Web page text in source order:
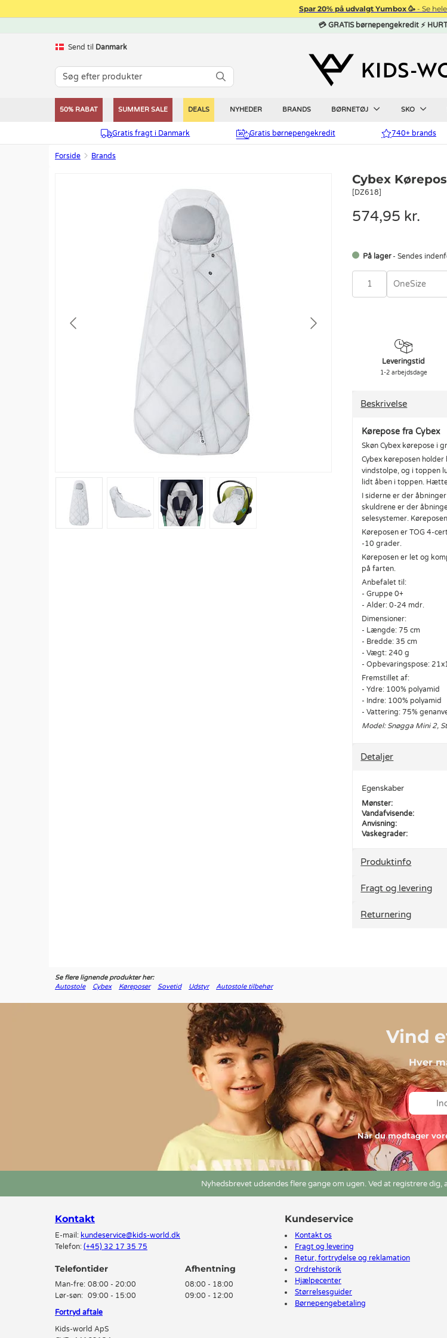
Spar 20% på udvalgt Yumbox 🥳 - Se
💳 GRATIS børnepengekredit ⚡
Send til Danmark
50% RABAT SUMMER SALE DEALS NYHEDER BRANDS BØRNETØJ SKO
Gratis fragt i Danmark Gratis børnepengekredit 740+ brands
Forside Brands
Cybex
[DZ618]
574,95 kr.
På lager - Sendes
OneSize
Leveringstid
1-2 arbejdsdage
Beskrivelse
Kørepose fra Cybex
Skøn Cybex kørepose i
Cybex køreposen
vindstolpe, og i toppen
lidt åben i toppen.
I siderne er der
skuldrene er der
selesystemer.
Køreposen er TOG 4-
-10 grader.
Køreposen er let og
på farten.
Anbefalet til:
- Gruppe 0+
- Alder: 0-24 mdr.
Dimensioner:
- Længde: 75 cm
- Bredde: 35 cm
- Vægt: 240 g
- Opbevaringspose:
Fremstillet af:
- Ydre: 100% polyamid
- Indre: 100% polyamid
- Vattering: 75%
Model: Snøgga Mini 2,
Detaljer
Egenskaber
Mønster:
Vandafvisende:
Anvisning:
Vaskegrader:
Produktinfo
Fragt og levering
Returnering
Se flere lignende produkter her:
Autostole
Cybex Køreposer Sovetid Udstyr Autostole tilbehør
Vind
Hver
Når du modtager
Nyhedsbrevet udsendes flere gange om ugen. Ved at registrere dig,
Kontakt
E-mail: kundeservice@kids-world.dk
Telefon: (+45) 32 17 35 75
Telefontider
Man-fre: 08:00 - 20:00
Lør-søn: 09:00 - 15:00
08:00 - 18:00
09:00 - 12:00
Fortryd aftale
Kids-world ApS
Kundeservice
Kontakt os
Fragt og levering
Retur, fortrydelse og reklamation
Ordrehistorik
Hjælpecenter
Størrelsesguider
Børnepengebetaling